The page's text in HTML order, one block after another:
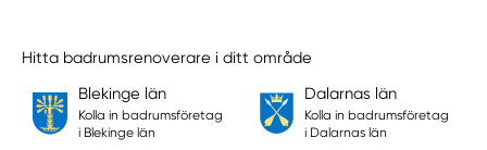
Hitta badrumsrenoverare i ditt område
Blekinge län
Kolla in badrumsföretag
i Blekinge län
Dalarnas län
Kolla in badrumsföretag
i Dalarnas län